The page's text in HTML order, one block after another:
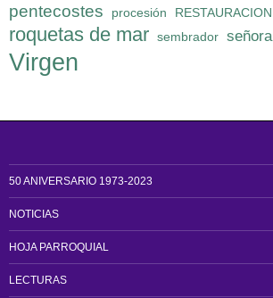
pentecostes procesión RESTAURACION
roquetas de mar sembrador señora
Virgen
50 ANIVERSARIO 1973-2023
NOTICIAS
HOJA PARROQUIAL
LECTURAS